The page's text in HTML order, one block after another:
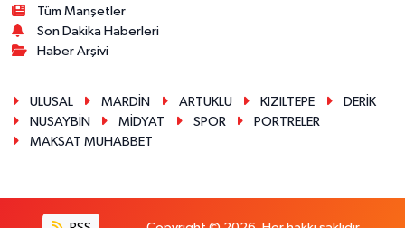
Tüm Manşetler
Son Dakika Haberleri
Haber Arşivi
ULUSAL MARDİN ARTUKLU KIZILTEPE
DERİK
NUSAYBİN
MİDYAT SPOR
PORTRELER
MAKSAT MUHABBET